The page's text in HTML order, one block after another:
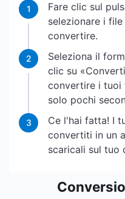
1
Fare clic sul
selezionare i
convertire.
2
Seleziona il
clic su
convertire i tuoi
solo pochi
3
Ce l'hai fatta! I
convertiti in un
scaricali sul tuo